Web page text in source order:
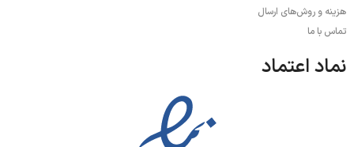
هزینه و روش‌های ارسال
تماس با ما
نماد اعتماد